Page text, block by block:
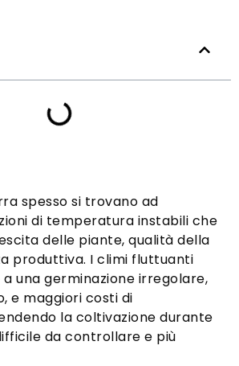
spesso si trovano ad
di temperatura instabili che
delle piante, qualità della
produttiva. I climi fluttuanti
una germinazione irregolare,
e maggiori costi di
la coltivazione durante
da controllare e più